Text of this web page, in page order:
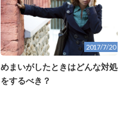
2017/7/20
めまいがしたときはどんな対処
をするべき？